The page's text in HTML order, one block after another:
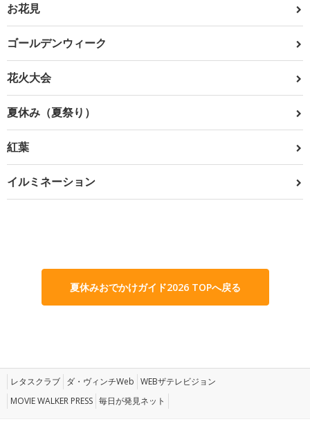
お花見
ゴールデンウィーク
花火大会
夏休み（夏祭り）
紅葉
イルミネーション
夏休みおでかけガイド2026 TOPへ戻る
レタスクラブ ダ・ヴィンチWeb WEBザテレビジョン
MOVIE WALKER PRESS 毎日が発見ネット